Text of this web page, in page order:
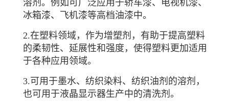
溶剂。例如可广泛应用于轿车漆、电视机漆、
冰箱漆、飞机漆等高档油漆中。
2.在塑料领域，作为增塑剂，有助于提高塑料
的柔韧性、延展性和强度，使得塑料更加适用
于各种应用领域。
3.可用于墨水、纺织染料、纺织油剂的溶剂，
也可用于液晶显示器生产中的清洗剂。